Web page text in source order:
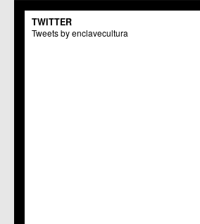
C.M. El Carmen
Centros Culturales
C.C. Puertas de Castilla
TWITTER
Tweets by enclavecultura